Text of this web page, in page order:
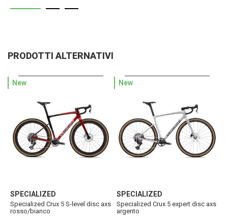
PRODOTTI ALTERNATIVI
New
SPECIALIZED
Specialized Crux 5 S-level disc axs
rosso/bianco
New
SPECIALIZED
Specialized Crux 5 expert disc axs
argento